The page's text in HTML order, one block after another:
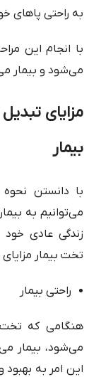
به راحتی پاهای
با انجام این
می‌شود و بیمار
مزایای
بیمار
با دانستن
می‌توانیم به
زندگی عادی خود
تخت بیمار مزایای
راحتی بیمار
هنگامی که تخت
می‌شود، بیمار
این امر به